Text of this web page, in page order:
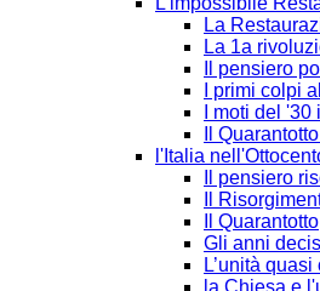
La
La 1a
Il pensiero
I primi colpi
I moti del
Il
l'Italia
Il pensiero
Il
Il Quarantotto
Gli anni
L’unità
la Chiesa e